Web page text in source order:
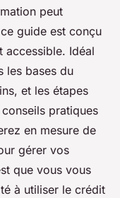
: guide
peut
guide est conçu
accessible. Idéal
les bases du
et les étapes
pratiques
en mesure de
gérer vos
que vous vous
à utiliser le crédit